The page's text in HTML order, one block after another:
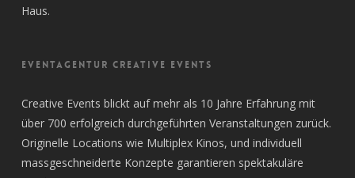
Haus.
EVENTAGENTUR CREATIVE EVENTS
Creative Events blickt auf mehr als 10 Jahre Erfahrung mit
über 700 erfolgreich durchgeführten Veranstaltungen zurück.
Originelle Locations wie Multiplex Kinos, und individuell
massgeschneiderte Konzepte garantieren spektakuläre